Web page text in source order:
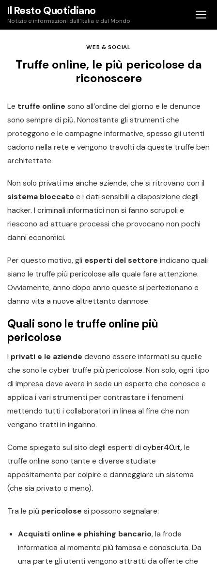
Skip
content
Il Resto Quotidiano
Notizie e informazioni dall'Italia e dal Mondo
WEB & SOCIAL
Truffe online, le più pericolose da
riconoscere
Le truffe online sono all’ordine del giorno e le denunce
sono sempre di più. Nonostante gli strumenti che
proteggono e le campagne informative, spesso gli utenti
cadono nella rete e vengono travolti da queste truffe ben
architettate.
Non solo privati ma anche aziende, che si ritrovano con il
sistema bloccato e i dati sensibili a disposizione degli
hacker. I criminali informatici non si fanno scrupoli e
riescono ad attuare processi che provocano non pochi
danni economici.
Per questo motivo, gli esperti del settore indicano quali
siano le truffe più pericolose alla quale fare attenzione.
Ovviamente, anno dopo anno queste si perfezionano e
danno vita a nuove altrettanto dannose.
Quali sono le truffe online più
pericolose
I privati e le aziende devono essere informati su quelle
che sono le cyber truffe più pericolose. Non solo, ogni tipo
di impresa deve avere in sede un esperto che conosce e
applica i vari strumenti per contrastare i fenomeni
mettendo tutti i collaboratori in linea al fine che non
vengano tratti in inganno.
Come spiegato sul sito degli esperti di cyber40.it, le
truffe online sono tante e diverse studiate
appositamente per colpire e danneggiare un sistema
(che sia privato o meno).
Tra le più pericolose si possono segnalare:
Acquisti online e phishing bancario, la frode
informatica al momento più famosa e conosciuta. Da
una parte gli utenti vengono attratti da offerte che